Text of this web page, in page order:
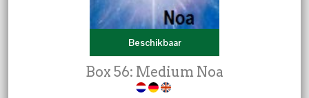
Beschikbaar
Box 56: Medium Noa